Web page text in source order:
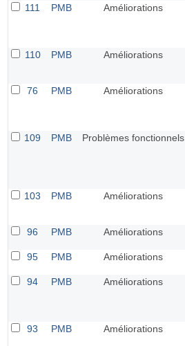
111
PMB Améliorations
110
PMB Améliorations
76
PMB Améliorations
109
PMB Problèmes fonctionnels
103
PMB Améliorations
96
PMB Améliorations
95
PMB Améliorations
94
PMB Améliorations
93
PMB Améliorations